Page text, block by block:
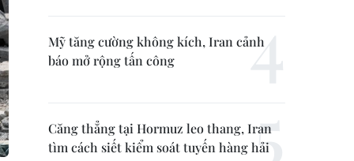
Mỹ tăng cường không kích, Iran cảnh
báo mở rộng tấn công
Căng thẳng tại Hormuz leo thang, Iran
tìm cách siết kiểm soát tuyến hàng hải